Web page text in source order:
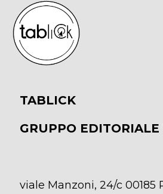
TABLICK
GRUPPO EDITORIALE
viale Manzoni, 24/c 00185